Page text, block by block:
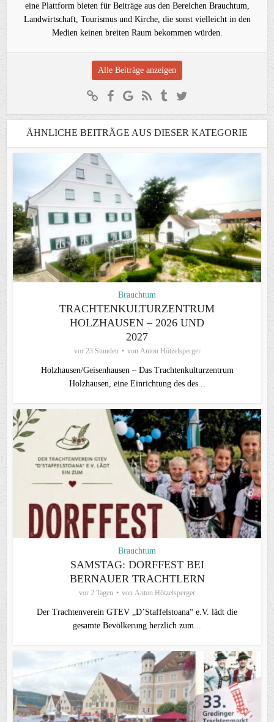
eine Plattform bieten für Beiträge aus den Bereichen Brauchtum,
Landwirtschaft, Tourismus und Kirche, die sonst vielleicht in den
Medien keinen breiten Raum bekommen würden.
Alle Beiträge anzeigen
ÄHNLICHE BEITRÄGE AUS DIESER KATEGORIE
Brauchtum
TRACHTENKULTURZENTRUM
HOLZHAUSEN – 2026 UND
2027
vor 23 Stunden von Anton Hötzelsperger
Holzhausen/Geisenhausen – Das Trachtenkulturzentrum
Holzhausen, eine Einrichtung des des...
Brauchtum
SAMSTAG: DORFFEST BEI
BERNAUER TRACHTLERN
vor 2 Tagen von Anton Hötzelsperger
Der Trachtenverein GTEV „D’Staffelstoana“ e.V. lädt die
gesamte Bevölkerung herzlich zum...